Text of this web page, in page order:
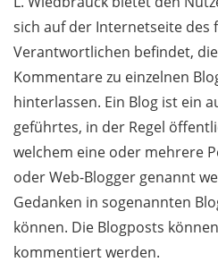
sich auf der Internetseite des
Verantwortlichen befindet,
Kommentare zu einzelnen
hinterlassen. Ein Blog ist ein
geführtes, in der Regel
welchem eine oder mehrere
oder Web-Blogger genannt
Gedanken in sogenannten
können. Die Blogposts
kommentiert werden.